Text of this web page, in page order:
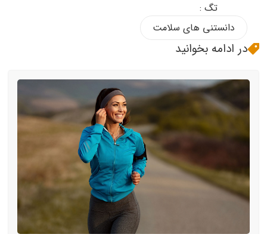
تگ :
دانستنی های سلامت
در ادامه بخوانید